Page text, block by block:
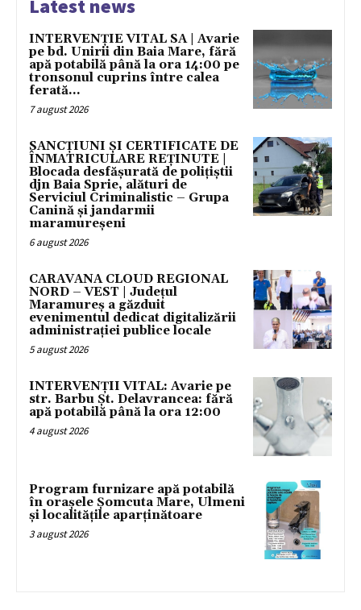
Latest news
INTERVENȚIE VITAL SA | Avarie
pe bd. Unirii din Baia Mare, fără
apă potabilă până la ora 14:00 pe
tronsonul cuprins între calea
ferată...
7 august 2026
SANCȚIUNI ȘI CERTIFICATE DE
ÎNMATRICULARE REȚINUTE |
Blocada desfășurată de polițiștii
djn Baia Sprie, alături de
Serviciul Criminalistic – Grupa
Canină și jandarmii
maramureșeni
6 august 2026
CARAVANA CLOUD REGIONAL
NORD – VEST | Județul
Maramureș a găzduit
evenimentul dedicat digitalizării
administrației publice locale
5 august 2026
INTERVENȚII VITAL: Avarie pe
str. Barbu Șt. Delavrancea: fără
apă potabilă până la ora 12:00
4 august 2026
Program furnizare apă potabilă
în orașele Șomcuta Mare, Ulmeni
și localitățile aparținătoare
3 august 2026